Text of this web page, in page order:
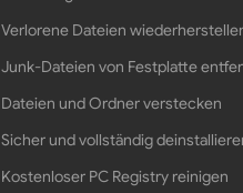
Verlorene Dateien
Junk-Dateien von Festplatte
Dateien und Ordner verstecken
Sicher und vollständig
Kostenloser PC Registry reinigen